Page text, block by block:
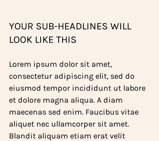
YOUR SUB-HEADLINES WILL
LOOK LIKE THIS
Lorem ipsum dolor sit amet,
consectetur adipiscing elit, sed do
eiusmod tempor incididunt ut labore
et dolore magna aliqua. A diam
maecenas sed enim. Faucibus vitae
aliquet nec ullamcorper sit amet.
Blandit aliquam etiam erat velit